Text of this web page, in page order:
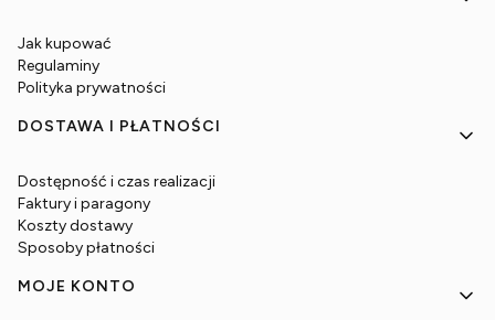
Jak kupować
Regulaminy
Polityka prywatności
DOSTAWA I PŁATNOŚCI
Dostępność i czas realizacji
Faktury i paragony
Koszty dostawy
Sposoby płatności
MOJE KONTO